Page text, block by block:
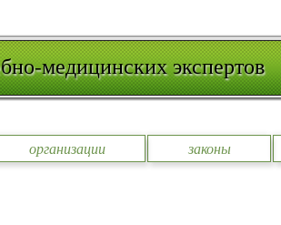
медицинских экспертов
организации законы